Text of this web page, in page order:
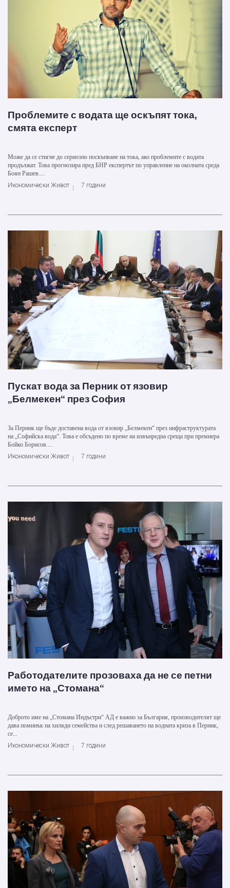
Проблемите с водата ще оскъпят тока,
смята експерт
Може да се стигне до сериозно поскъпване на тока, ако проблемите с водата
продължат. Това прогнозира пред БНР експертът по управление на околната среда
Боян Рашев....
Икономически Живот
7 години
Пускат вода за Перник от язовир
„Белмекен“ през София
За Перник ще бъде доставена вода от язовир „Белмекен“ през инфраструктурата
на „Софийска вода“. Това е обсъдено по време на извънредна среща при премиера
Бойко Борисов....
Икономически Живот
7 години
Работодателите прозоваха да не се петни
името на „Стомана“
Доброто име на „Стомана Индъстри“ АД е важно за България, производителят ще
дава поминък на хиляди семейства и след решаването на водната криза в Перник,
се...
Икономически Живот
7 години